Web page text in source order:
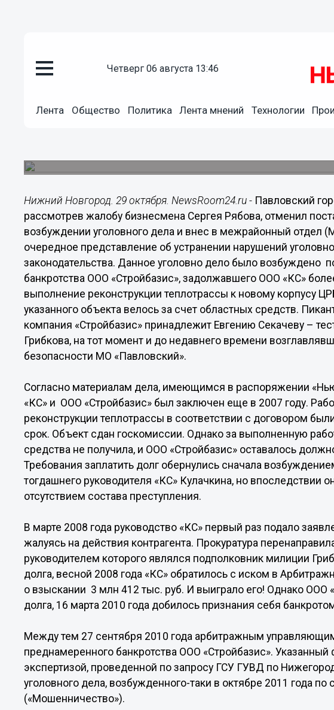
четверг 06 августа 13:46
Лента Общество Политика Лента мнений Технологии
29.10.2015 16:02
Волокита в расследовании дела о
выявлена прокуратурой в Павлове
Нижний Новгород. 29 октября. NewsRoom24.ru - Павловский
рассмотрев жалобу бизнесмена Сергея Рябова, отменил
возбуждении уголовного дела и внес в межрайонный отдел
очередное представление об устранении нарушений
законодательства. Данное уголовно дело было возбуждено
банкротства ООО «Стройбазис», задолжавшего ООО «КС»
выполнение реконструкции теплотрассы к новому корпусу
указанного объекта велось за счет областных средств.
компания «Стройбазис» принадлежит Евгению Секачеву –
Грибкова, на тот момент и до недавнего времени
безопасности МО «Павловский».
Согласно материалам дела, имеющимся в распоряжении
«КС» и ООО «Стройбазис» был заключен еще в 2007 году.
реконструкции теплотрассы в соответствии с договором
срок. Объект сдан госкомиссии. Однако за выполненную
средства не получила, и ООО «Стройбазис» оставалось
Требования заплатить долг обернулись сначала
тогдашнего руководителя «КС» Кулачкина, но впоследствии
отсутствием состава преступления.
В марте 2008 года руководство «КС» первый раз подало
жалуясь на действия контрагента. Прокуратура
руководителем которого являлся подполковник милиции
долга, весной 2008 года «КС» обратилось с иском в
о взыскании 3 млн 412 тыс. руб. И выиграло его! Однако ООО
долга, 16 марта 2010 года добилось признания себя
Между тем 27 сентября 2010 года арбитражным
преднамеренного банкротства ООО «Стройбазис».
экспертизой, проведенной по запросу ГСУ ГУВД по
уголовного дела, возбужденного-таки в октябре 2011 года по
(«Мошенничество»).